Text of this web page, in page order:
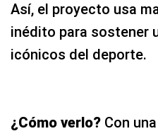
Así, el proyecto usa
inédito para sostener
icónicos del deporte.
¿Cómo verlo? Con